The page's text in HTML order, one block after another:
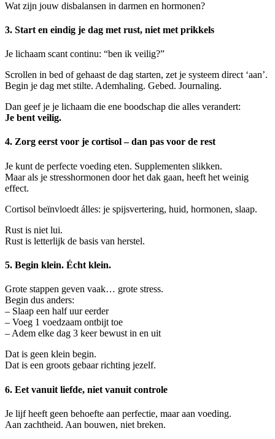
Wat zijn jouw disbalansen in darmen en hormonen?
3. Start en eindig je dag met rust, niet met prikkels
Je lichaam scant continu: “ben ik veilig?”
Scrollen in bed of gehaast de dag starten, zet je systeem direct ‘aan’.
Begin je dag met stilte. Ademhaling. Gebed. Journaling.
Dan geef je je lichaam die ene boodschap die alles verandert:
Je bent veilig.
4. Zorg eerst voor je cortisol – dan pas voor de rest
Je kunt de perfecte voeding eten. Supplementen slikken.
Maar als je stresshormonen door het dak gaan, heeft het weinig
effect.
Cortisol beïnvloedt álles: je spijsvertering, huid, hormonen, slaap.
Rust is niet lui.
Rust is letterlijk de basis van herstel.
5. Begin klein. Écht klein.
Grote stappen geven vaak… grote stress.
Begin dus anders:
– Slaap een half uur eerder
– Voeg 1 voedzaam ontbijt toe
– Adem elke dag 3 keer bewust in en uit
Dat is geen klein begin.
Dat is een groots gebaar richting jezelf.
6. Eet vanuit liefde, niet vanuit controle
Je lijf heeft geen behoefte aan perfectie, maar aan voeding.
Aan zachtheid. Aan bouwen, niet breken.